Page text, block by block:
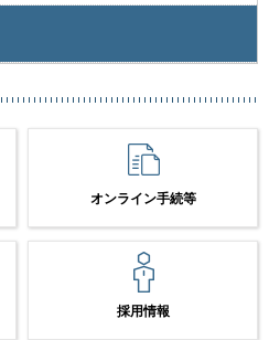
オンライン手続等
採用情報